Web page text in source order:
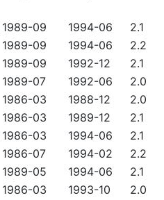
1989-09 1994-06
2.1
1989-09 1994-06
2.2
1989-09 1992-12
2.1
1989-07 1992-06
2.0
1986-03 1988-12
2.0
1986-03 1989-12
2.1
1986-03 1994-06
2.1
1986-07 1994-02
2.2
1989-05 1994-06
2.1
1986-03 1993-10
2.0